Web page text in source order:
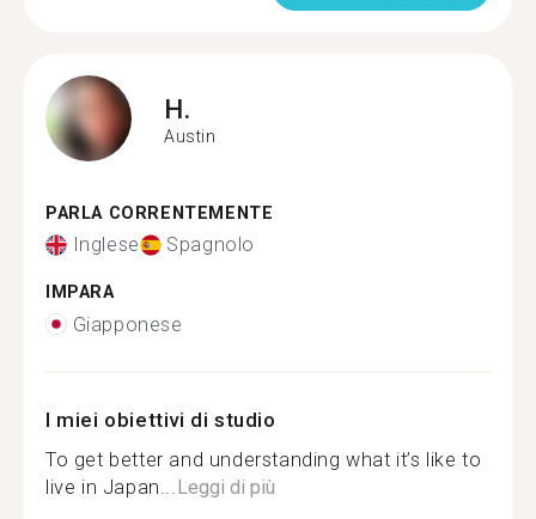
H.
Austin
PARLA CORRENTEMENTE
Inglese Spagnolo
IMPARA
Giapponese
I miei obiettivi di studio
To get better and understanding what it’s like to
live in Japan... Leggi di più